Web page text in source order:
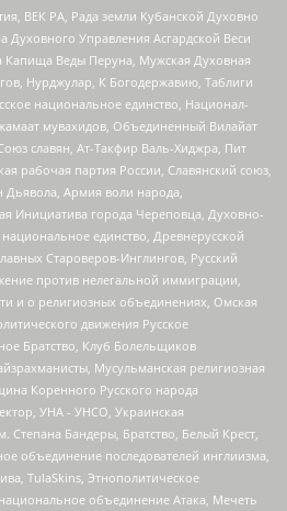
ВЕК РА, Рада земли Кубанской Духовно
Управления Асгардской Веси
Капища Веды Перуна, Мужская Духовная
Нурджулар, К Богодержавию, Таблиги
национальное единство, Национал-
мувахидов, Объединенный Вилайат
славян, Ат-Такфир Валь-Хиджра, Пит
рабочая партия России, Славянский союз,
Армия воли народа,
Инициатива города Череповца, Духовно-
единство, Древнерусской
Староверов-Инглингов, Русский
против нелегальной иммиграции,
и о религиозных объединениях, Омская
движения Русское
Братство, Клуб Болельщиков
Мусульманская религиозная
Коренного Русского народа
УНА - УНСО, Украинская
Степана Бандеры, Братство, Белый Крест,
объединение последователей инглиизма,
TulaSkins, Этнополитическое
объединение Атака, Мечеть